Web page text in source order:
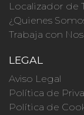
Localizador de
¿Quienes
Trabaja con
LEGAL
Aviso Legal
Política de
Política de